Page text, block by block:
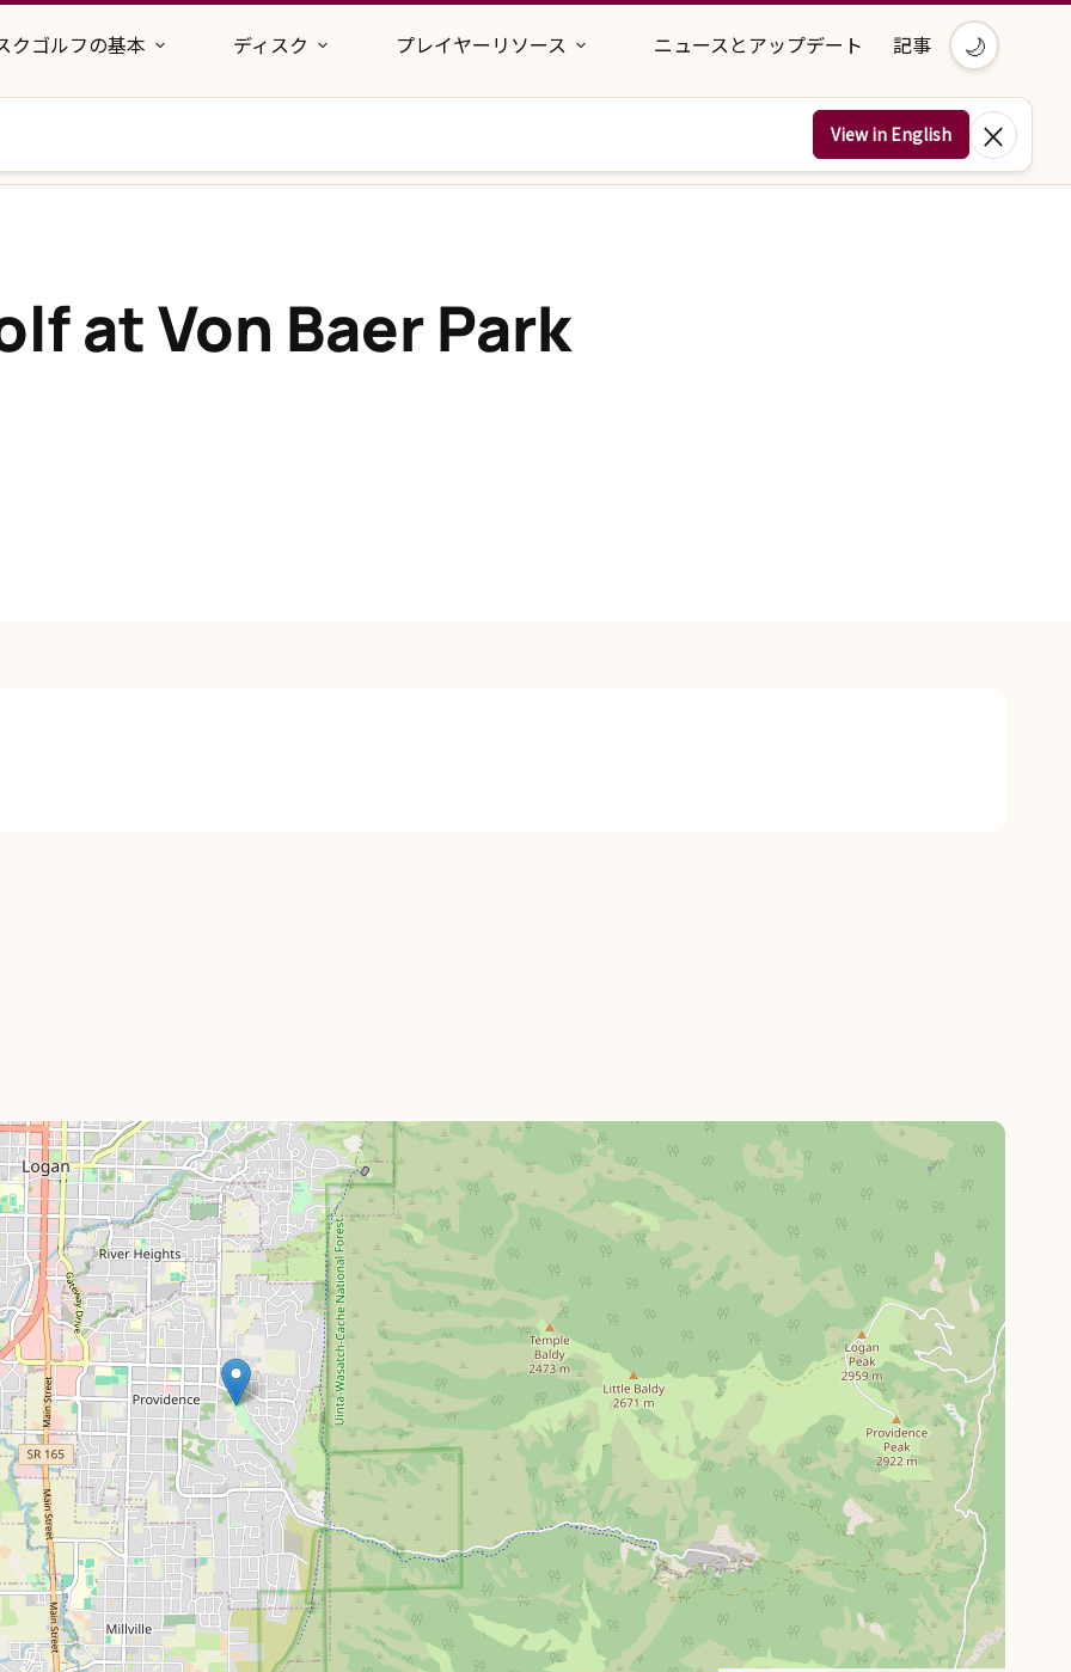
クゴルフの基本 ディスク プレイヤーリソース ニュースとアップデート 記事 🌙
View in English ×
at Von Baer Park